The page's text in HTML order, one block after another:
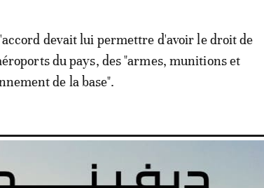
devait lui permettre d'avoir le droit de
du pays, des "armes, munitions et
de la base".
sa première base navale en